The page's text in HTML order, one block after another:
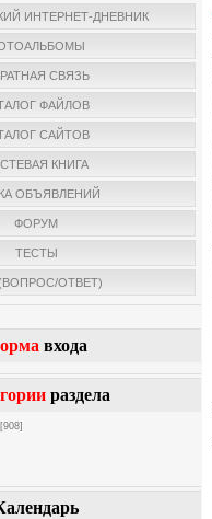
ИНТЕРНЕТ-ДНЕВНИК
СВЯЗЬ
ФАЙЛОВ
САЙТОВ
КНИГА
ОБЪЯВЛЕНИЙ
ФОРУМ
ТЕСТЫ
(ВОПРОС/ОТВЕТ)
входа
раздела
[908]